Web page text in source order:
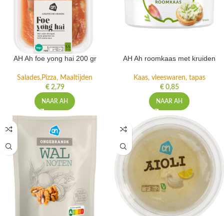
AH Ah foe yong hai 200 gr
Salades,Pizza, Maaltijden
€2,79
NAAR AH
AH Ah roomkaas met kruiden
Kaas, vleeswaren, tapas
€0,85
NAAR AH